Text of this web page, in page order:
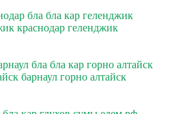
бла бла кар геленджик
краснодар геленджик
бла бла кар горно алтайск
барнаул горно алтайск